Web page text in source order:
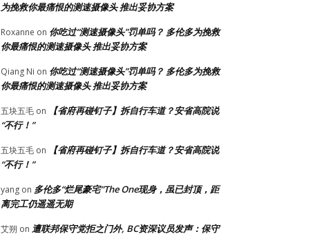
为挽救你最痛恨的测速摄像头 推出妥协方案
Roxanne on 你吃过“测速摄像头”罚单吗？ 多伦多为挽救
你最痛恨的测速摄像头 推出妥协方案
Qiang Ni on 你吃过“测速摄像头”罚单吗？ 多伦多为挽救
你最痛恨的测速摄像头 推出妥协方案
五块五毛 on
【省府再碰钉子】拆自行车道？安省高院说
“不行！”
五块五毛 on
【省府再碰钉子】拆自行车道？安省高院说
“不行！”
yang on 多伦多“烂尾豪宅”The One现身，虽已封顶，距
离完工仍遥遥无期
艾朔 on 遭联邦保守党拒之门外, BC资深议员发声：保守